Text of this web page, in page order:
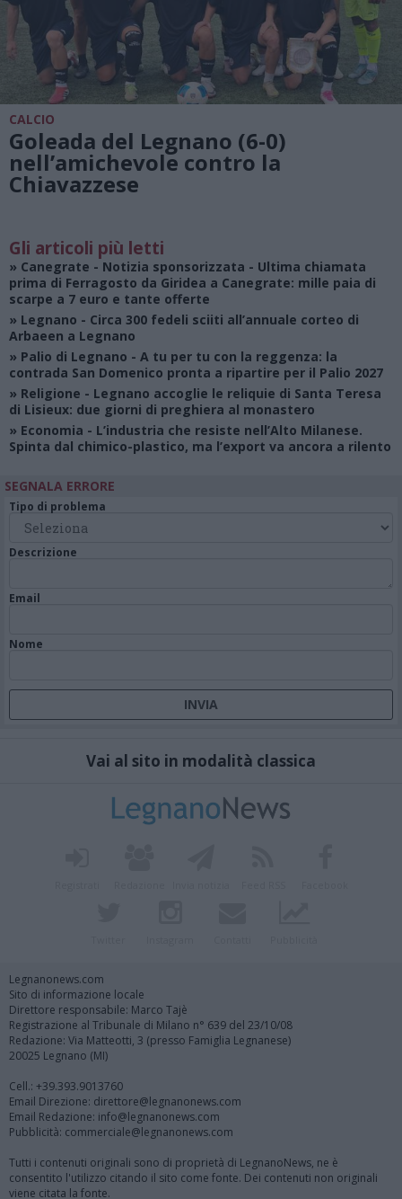
CALCIO
Goleada del Legnano (6-0)
nell’amichevole contro la
Chiavazzese
Gli articoli più letti
» Canegrate - Notizia sponsorizzata - Ultima chiamata
prima di Ferragosto da Giridea a Canegrate: mille paia di
scarpe a 7 euro e tante offerte
» Legnano - Circa 300 fedeli sciiti all’annuale corteo di
Arbaeen a Legnano
» Palio di Legnano - A tu per tu con la reggenza: la
contrada San Domenico pronta a ripartire per il Palio 2027
» Religione - Legnano accoglie le reliquie di Santa Teresa
di Lisieux: due giorni di preghiera al monastero
» Economia - L’industria che resiste nell’Alto Milanese.
Spinta dal chimico-plastico, ma l’export va ancora a rilento
SEGNALA ERRORE
Tipo di problema
Descrizione
Email
Nome
Vai al sito in modalità classica
Legnanonews.com
Sito di informazione locale
Direttore responsabile: Marco Tajè
Registrazione al Tribunale di Milano n° 639 del 23/10/08
Redazione: Via Matteotti, 3 (presso Famiglia Legnanese)
20025 Legnano (MI)
Cell.: +39.393.9013760
Email Direzione: direttore@legnanonews.com
Email Redazione: info@legnanonews.com
Pubblicità: commerciale@legnanonews.com
Tutti i contenuti originali sono di proprietà di LegnanoNews, ne è
consentito l'utilizzo citando il sito come fonte. Dei contenuti non originali
viene citata la fonte.